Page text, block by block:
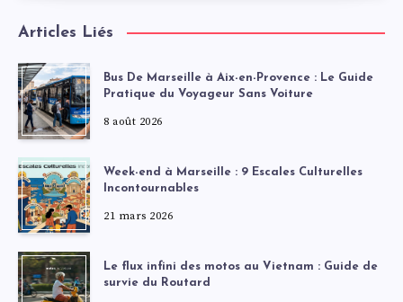
Articles Liés
Bus De Marseille à Aix-en-Provence : Le Guide
Pratique du Voyageur Sans Voiture
8 août 2026
Week-end à Marseille : 9 Escales Culturelles
Incontournables
21 mars 2026
Le flux infini des motos au Vietnam : Guide de
survie du Routard